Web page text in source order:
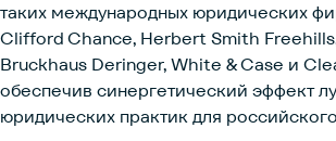
таких международных юридических
Clifford Chance, Herbert Smith
Bruckhaus Deringer, White & Case и
обеспечив синергетический эффект
юридических практик для